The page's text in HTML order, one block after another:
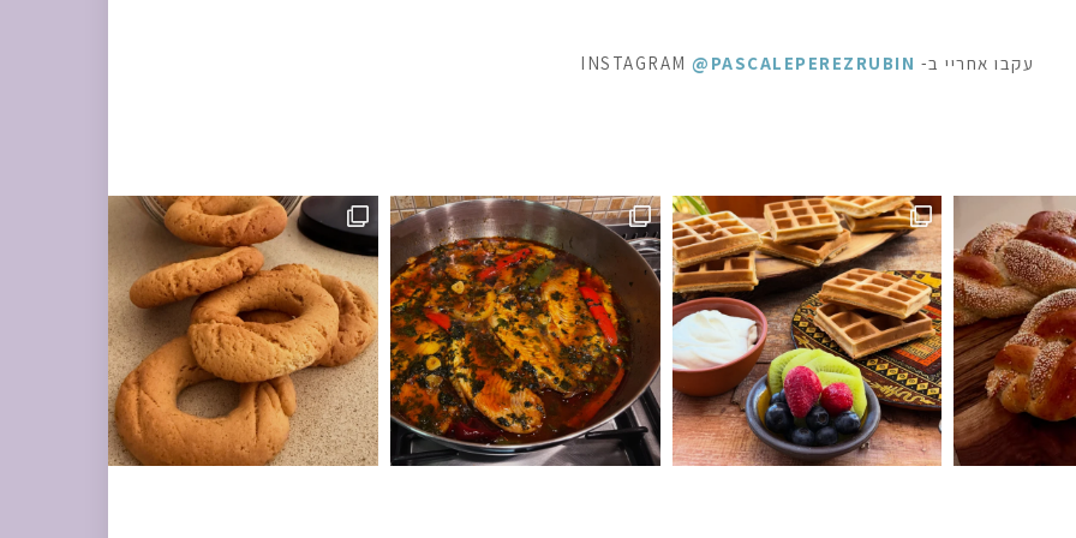
עקבו אחריי ב- INSTAGRAM @PASCALEPEREZRUBIN
שוקולד: ק
כל מילה מיותרת . סיר דגים עשיר בעשבי תיבו
אני תמיד מקפידה למלא את הצנצנות המונחות על השיש במ